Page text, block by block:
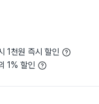
1천원 즉시 할인
1% 할인